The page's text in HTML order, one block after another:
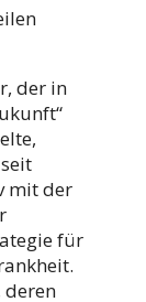
der in
mit der
für
deren